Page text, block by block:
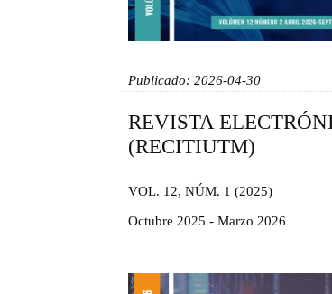
Publicado: 2026-04-30
REVISTA
(RECITIUTM)
VOL. 12, NÚM. 1 (2025)
Octubre 2025 - Marzo 2026